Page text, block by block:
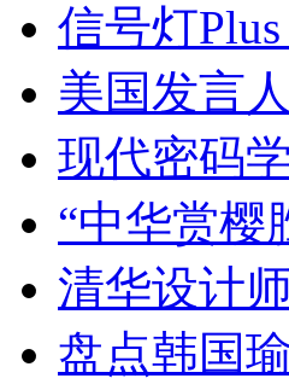
信号灯
美国发言
现代密码
“中华赏樱
清华设计
盘点韩国